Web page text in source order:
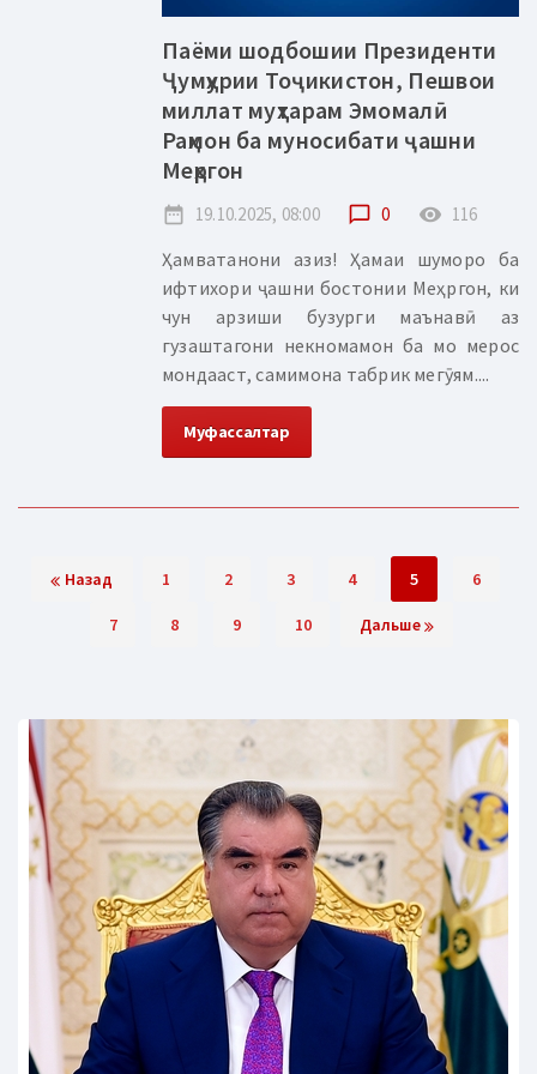
Паёми шодбошии Президенти
Ҷумҳурии Тоҷикистон, Пешвои
миллат муҳтарам Эмомалӣ
Раҳмон ба муносибати ҷашни
Меҳргон
date_range 19.10.2025, 08:00 chat_bubble_outline 0 remove_red_eye 116
Ҳамватанони азиз! Ҳамаи шуморо ба
ифтихори ҷашни бостонии Меҳргон, ки
чун арзиши бузурги маънавӣ аз
гузаштагони некномамон ба мо мерос
мондааст, самимона табрик мегӯям....
Муфассалтар
Назад 1 2 3 4 5 6
7 8 9 10 Дальше